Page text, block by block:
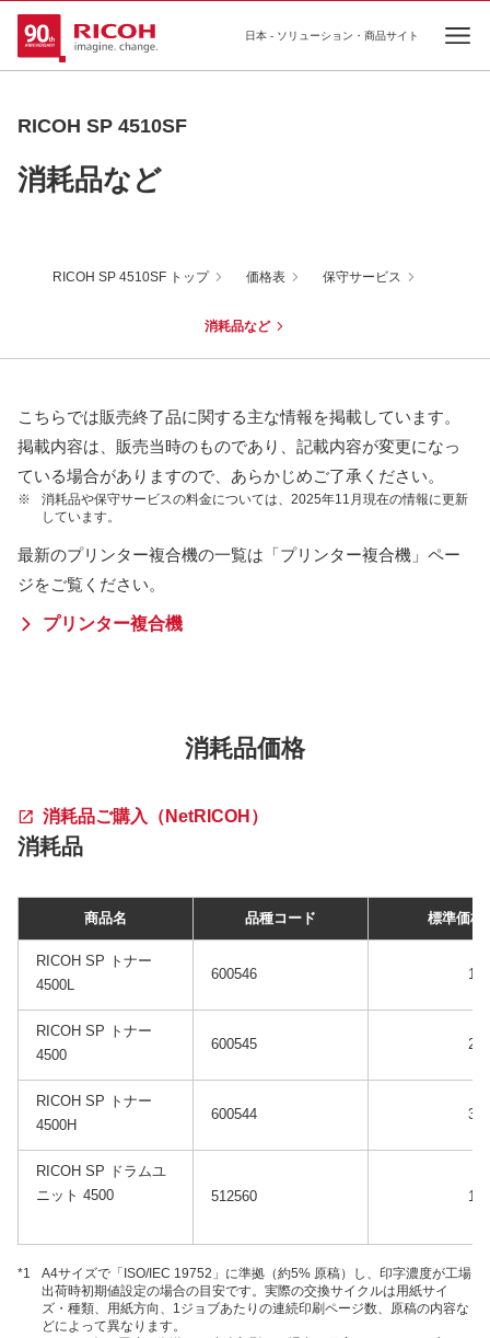
日本 - ソリューション・商品サイト
RICOH SP 4510SF
消耗品など
RICOH SP 4510SF トップ 価格表 保守サービス
消耗品など
こちらでは販売終了品に関する主な情報を掲載しています。
掲載内容は、販売当時のものであり、記載内容が変更になっ
ている場合がありますので、あらかじめご了承ください。
※
消耗品や保守サービスの料金については、2025年11月現在の情報に更新
しています。
最新のプリンター複合機の一覧は「プリンター複合機」ペー
ジをご覧ください。
プリンター複合機
消耗品価格
消耗品ご購入（NetRICOH）
消耗品
商品名 品種コード 標準価格
RICOH SP トナー
4500L
600546
RICOH SP トナー
4500
600545
RICOH SP トナー
4500H
600544
RICOH SP ドラムユ
ニット 4500
512560
*1
A4サイズで「ISO/IEC 19752」に準拠（約5% 原稿）し、印字濃度が工場
出荷時初期値設定の場合の目安です。実際の交換サイクルは用紙サイ
ズ・種類、用紙方向、1ジョブあたりの連続印刷ページ数、原稿の内容な
どによって異なります。